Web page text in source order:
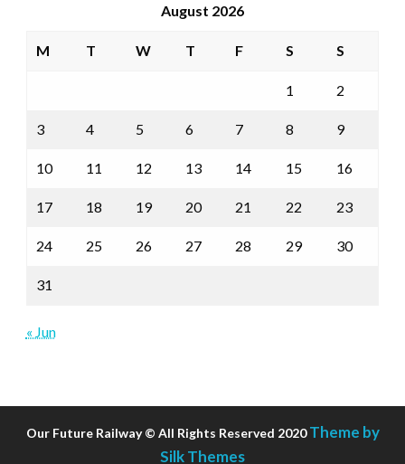
August 2026
M T W T F S S
1 2
3 4 5 6 7 8 9
10 11 12 13 14 15 16
17 18 19 20 21 22 23
24 25 26 27 28 29 30
31
« Jun
Our Future Railway © All Rights Reserved 2020Theme by
Silk Themes